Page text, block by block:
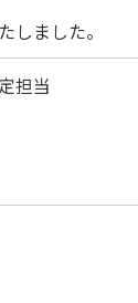
しました。
担当